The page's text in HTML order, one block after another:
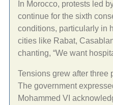
In Morocco, protests led
continue for the sixth
conditions, particularly in
cities like Rabat,
chanting, “We want
Tensions grew after
The government
Mohammed VI